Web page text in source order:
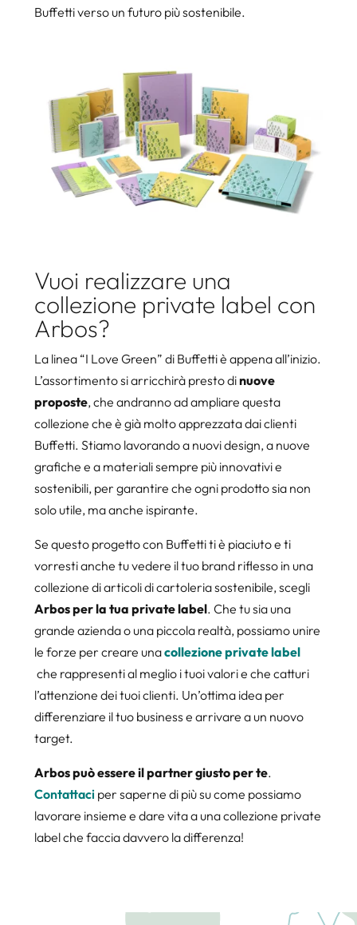
Buffetti verso un futuro più sostenibile.
Vuoi realizzare una
collezione private label con
Arbos?
La linea “I Love Green” di Buffetti è appena all’inizio.
L’assortimento si arricchirà presto dinuove
proposte, che andranno ad ampliare questa
collezione che è già molto apprezzata dai clienti
Buffetti. Stiamo lavorando a nuovi design, a nuove
grafiche e a materiali sempre più innovativi e
sostenibili, per garantire che ogni prodotto sia non
solo utile, ma anche ispirante.
Se questo progetto con Buffetti ti è piaciuto e ti
vorresti anche tu vedere il tuo brand riflesso in una
collezione di articoli di cartoleria sostenibile, scegli
Arbos per la tua private label. Che tu sia una
grande azienda o una piccola realtà, possiamo unire
le forze per creare unacollezione private label
che rappresenti al meglio i tuoi valori e che catturi
l’attenzione dei tuoi clienti. Un’ottima idea per
differenziare il tuo business e arrivare a un nuovo
target.
Arbos può essere il partner giusto per te.
Contattaci per saperne di più su come possiamo
lavorare insieme e dare vita a una collezione private
label che faccia davvero la differenza!